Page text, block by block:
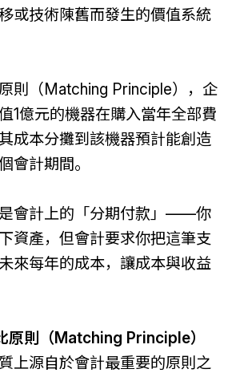
或技術陳舊而發生的價值系統
則（Matching Principle），企
1億元的機器在購入當年全部費
成本分攤到該機器預計能創造
會計期間。
會計上的「分期付款」——你
資產，但會計要求你把這筆支
來每年的成本，讓成本與收益
原則（Matching Principle）
上源自於會計最重要的原則之